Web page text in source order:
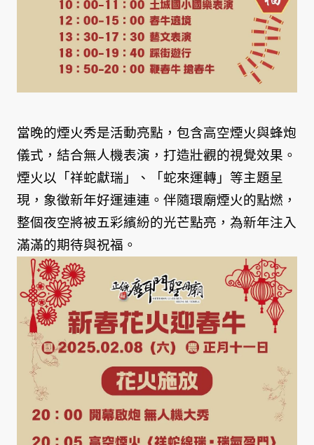
當晚的煙火秀是活動亮點，包含高空煙火與蜂炮
儀式，結合無人機表演，打造壯觀的視覺效果。
煙火以「祥蛇獻瑞」、「蛇來運轉」等主題呈
現，象徵新年好運連連。伴隨環廟煙火的點燃，
整個夜空將被五彩繽紛的光芒點亮，為新年注入
滿滿的期待與祝福。